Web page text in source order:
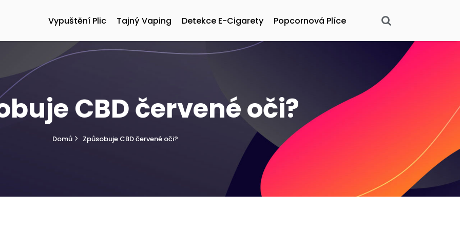
Vypuštění Plic Tajný Vaping Detekce E-Cigarety Popcornová Plíce
CBD červené oči?
Domů Způsobuje CBD červené oči?